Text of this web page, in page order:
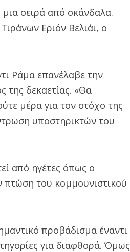
σειρά από σκάνδαλα.
Εριόν Βελιάι, ο
Ράμα επανέλαβε την
της δεκαετίας. «Θα
μέρα για τον στόχο της
υποστηρικτών του
από ηγέτες όπως ο
πτώση του κομμουνιστικού
προβάδισμα έναντι
για διαφθορά. Όμως